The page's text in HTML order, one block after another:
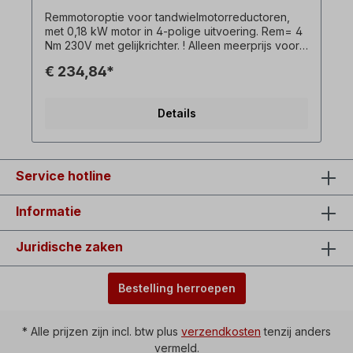
Remmotoroptie voor tandwielmotorreductoren,
met 0,18 kW motor in 4-polige uitvoering. Rem= 4
Nm 230V met gelijkrichter. ! Alleen meerprijs voor
de bijbehorende draaistroommotor ! Alle
€ 234,84*
Details
Service hotline
Informatie
Juridische zaken
Bestelling herroepen
* Alle prijzen zijn incl. btw plus verzendkosten tenzij anders
vermeld.